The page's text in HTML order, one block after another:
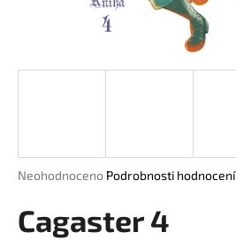
Průměrné
produktu
je
Neohodnoceno Podrobnosti hodnocení
Cagaster 4
í